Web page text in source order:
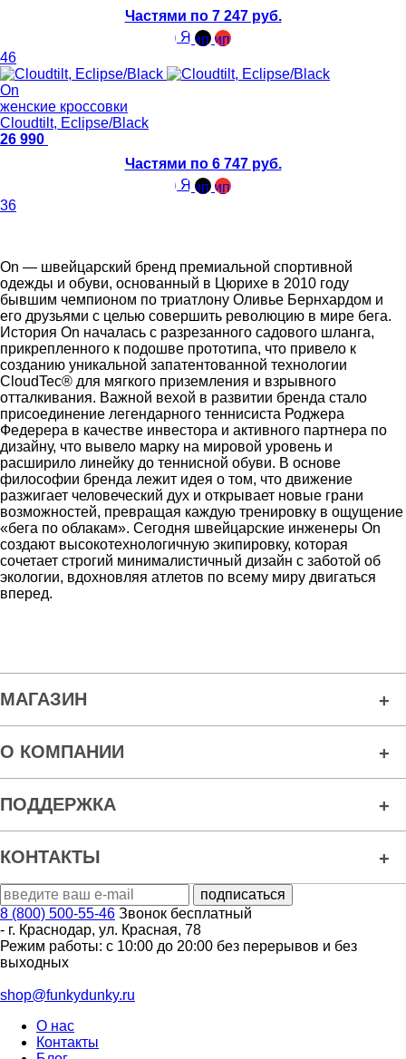
Частями по 7 247 руб.
46
On
женские кроссовки
Cloudtilt, Eclipse/Black
26 990
Частями по 6 747 руб.
36
On — швейцарский бренд премиальной спортивной
одежды и обуви, основанный в Цюрихе в 2010 году
бывшим чемпионом по триатлону Оливье Бернхардом и
его друзьями с целью совершить революцию в мире бега.
История On началась с разрезанного садового шланга,
прикрепленного к подошве прототипа, что привело к
созданию уникальной запатентованной технологии
CloudTec® для мягкого приземления и взрывного
отталкивания. Важной вехой в развитии бренда стало
присоединение легендарного теннисиста Роджера
Федерера в качестве инвестора и активного партнера по
дизайну, что вывело марку на мировой уровень и
расширило линейку до теннисной обуви. В основе
философии бренда лежит идея о том, что движение
разжигает человеческий дух и открывает новые грани
возможностей, превращая каждую тренировку в ощущение
«бега по облакам». Сегодня швейцарские инженеры On
создают высокотехнологичную экипировку, которая
сочетает строгий минималистичный дизайн с заботой об
экологии, вдохновляя атлетов по всему миру двигаться
вперед.
МАГАЗИН
О КОМПАНИИ
ПОДДЕРЖКА
КОНТАКТЫ
8 (800) 500-55-46 Звонок бесплатный
- г. Краснодар, ул. Красная, 78
Режим работы: с 10:00 до 20:00 без перерывов и без
выходных
shop@funkydunky.ru
О нас
Контакты